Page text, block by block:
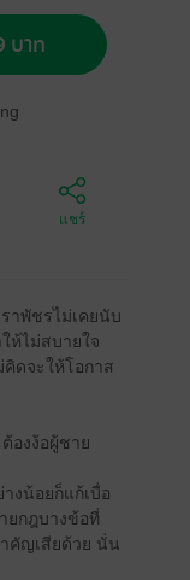
บาท
แชร์
าพัชรไม่เคยนับ
ให้ไม่สบายใจ
ดจะให้โอกาส
องง้อผู้ชาย
งน้อยก็แก้เบื่อ
ยกฎบางข้อที่
คัญเสียด้วย นั่น